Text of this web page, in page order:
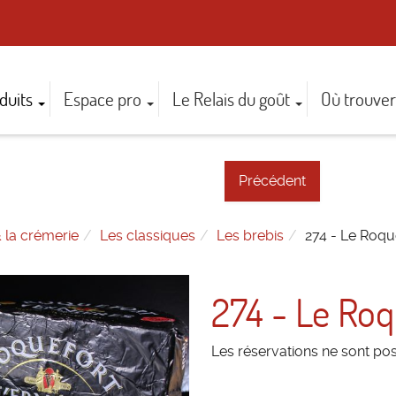
Espace pro Le Relais du goût Où
Précédent
la crémerie Les classiques Les brebis 274 - Le
274 - Le
Les réservations ne sont